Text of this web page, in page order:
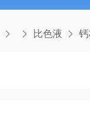
比色液